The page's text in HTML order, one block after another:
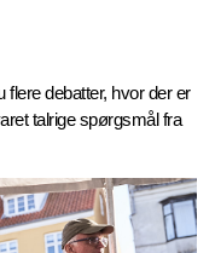
flere debatter, hvor der er
talrige spørgsmål fra